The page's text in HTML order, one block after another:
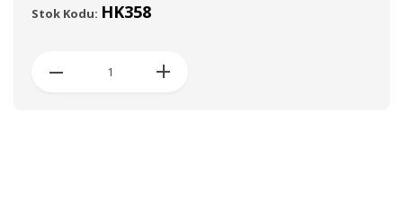
Stok Kodu: HK358